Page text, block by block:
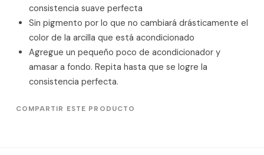
consistencia suave perfecta
Sin pigmento por lo que no cambiará drásticamente el
color de la arcilla que está acondicionado
Agregue un pequeño poco de acondicionador y
amasar a fondo. Repita hasta que se logre la
consistencia perfecta.
COMPARTIR ESTE PRODUCTO